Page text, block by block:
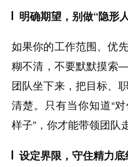
明确期望，别做“隐形
如果你的工作范围、优
糊不清，不要默默摸索
团队坐下来，把目标、
清楚。只有当你知道“
样子”，你才能带领团队
设定界限，守住精力底